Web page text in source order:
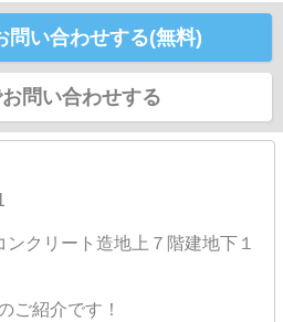
問い合わせする(無料)
問い合わせする
クリート造地上７階建地下１
ご紹介です！